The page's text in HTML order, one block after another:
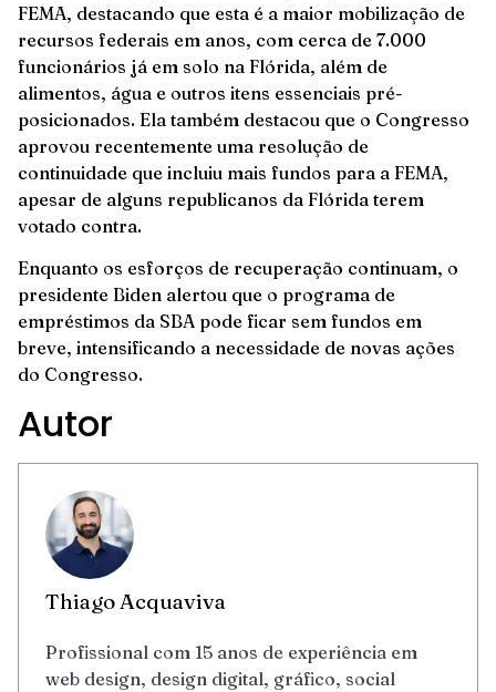
FEMA, destacando que esta é a maior mobilização de
recursos federais em anos, com cerca de 7.000
funcionários já em solo na Flórida, além de
alimentos, água e outros itens essenciais pré-
posicionados. Ela também destacou que o Congresso
aprovou recentemente uma resolução de
continuidade que incluiu mais fundos para a FEMA,
apesar de alguns republicanos da Flórida terem
votado contra.
Enquanto os esforços de recuperação continuam, o
presidente Biden alertou que o programa de
empréstimos da SBA pode ficar sem fundos em
breve, intensificando a necessidade de novas ações
do Congresso.
Autor
Thiago Acquaviva
Profissional com 15 anos de experiência em
web design, design digital, gráfico, social